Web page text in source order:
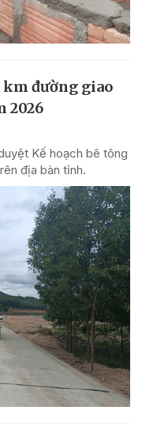
km đường giao
2026
Kế hoạch bê tông
địa bàn tỉnh.